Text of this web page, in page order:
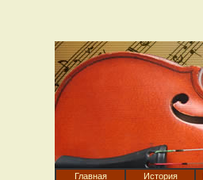
Главная История